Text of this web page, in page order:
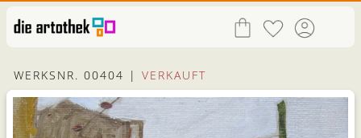
WERKSNR. 00404 | VERKAUFT